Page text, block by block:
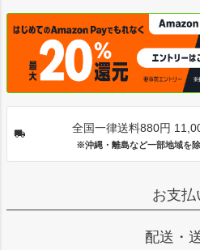
全国一律送料880円
※沖縄・離島など一部地域を
お支払
配送・